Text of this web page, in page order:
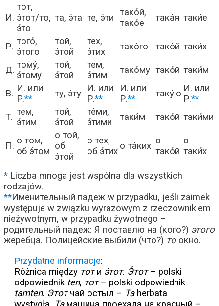
И.
тот,
э́тот/то,
э́то
та, э́та те, э́ти тако́й,
тако́е
така́я таки́е
Р. того́,
э́того
той,
э́той
тех,
э́тих
тако́го тако́й таки́х
Д. тому́,
э́тому
той,
э́той
тем,
э́тим
тако́му тако́й таки́м
В. И. или
Р.** ту, э́ту
И. или
Р.**
И. или
Р.** таку́ю И. или
Р.**
Т. тем,
э́тим
той,
э́той
те́ми,
э́тими
таки́м тако́й таки́ми
П. о том,
об э́том
о той,
об
э́той
о тех,
об э́тих о та́ких о
тако́й
о
таки́х
* Liczba mnoga jest wspólna dla wszystkich
rodzajów.
**Именительный падеж w przypadku, jeśli zaimek
występuje w związku wyrazowym z rzeczownikiem
nieżywotnym, w przypadku żywotnego –
родительный падеж: Я поставлю на (кого?) этого
жеребца. Полицейские выбили (что?) тоокно.
Przydatne informacje:
Różnica międzyтоти э́тот. Э́тот– polski
odpowiednik ten, тот– polski odpowiednik
tamten. Этотчай остыл – Taherbata